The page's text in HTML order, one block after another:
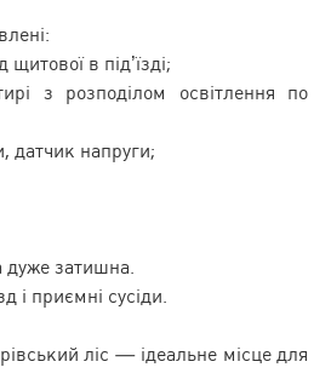
в під’їзді;
з розподілом освітлення по
датчик напруги;
дуже затишна.
і приємні сусіди.
ліс — ідеальне місце для